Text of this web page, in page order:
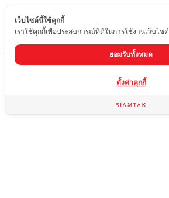
TH
คิ้วกระเบื้อง
เว็บไซต์นี้ใช้คุกกี้
เราใช้คุกกี้เพื่อประสบการณ์ที่ดีในการใช้งานเว็บไซต์
ยอมรับทั้งหมด
ตั้งค่าคุกกี้